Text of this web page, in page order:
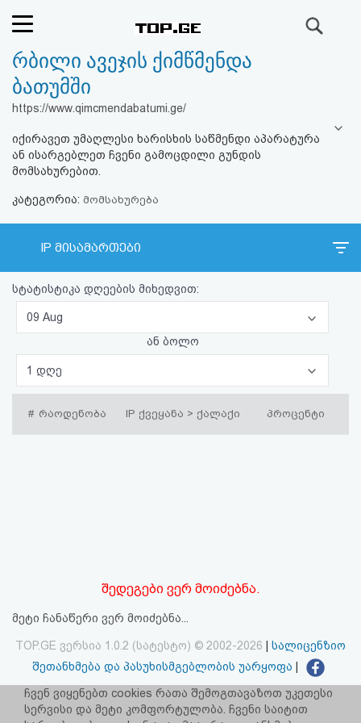
რეიტინგი
(მთავარი)
ფოსტა
რეგისტრაცია
აღდგენა
HTML
რბილი ავეჯის ქიმწმენდა
ბათუმში
https://www.qimcmendabatumi.ge/
იქირავეთ უმაღლესი ხარისხის საწმენდი აპარატურა
ან ისარგებლეთ ჩვენი გამოცდილი გუნდის
მომსახურებით.
კატეგორია: მომსახურება
IP მისამართები
სტატისტიკა დღეების მიხედვით:
09 Aug
ან ბოლო
1 დღე
# რაოდენობა IP ქვეყანა > ქალაქი პროცენტი
შედეგები ვერ მოიძებნა.
მეტი ჩანაწერი ვერ მოიძებნა...
TOP.GE ვერსია 1.0.2 (სატესტო) © 2002-2026
სალიცენზიო
შეთანხმება და პასუხისმგებლობის უარყოფა
facebook.com/TOP.GE
იხილეთ TOP.GE - ის ძველი ვერსია ბმულზე
ჩვენ ვიყენებთ cookies რათა შემოგთავაზოთ უკეთესი
სერვისი და მეტი კომფორტულობა. ჩვენი საიტით